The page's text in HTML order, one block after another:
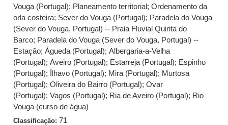
Vouga (Portugal); Planeamento territorial;Ordenamento da
orla costeira; Sever do Vouga (Portugal); Paradela do Vouga
(Sever do Vouga, Portugal) -- Praia Fluvial Quinta do
Barco; Paradela do Vouga (Sever do Vouga, Portugal) --
Estação;Águeda (Portugal);Albergaria-a-Velha
(Portugal);Aveiro (Portugal); Estarreja (Portugal); Espinho
(Portugal); Ílhavo (Portugal); Mira (Portugal); Murtosa
(Portugal);Oliveira do Bairro (Portugal);Ovar
(Portugal);Vagos (Portugal); Ria de Aveiro (Portugal); Rio
Vouga (curso de água)
Classificação: 71